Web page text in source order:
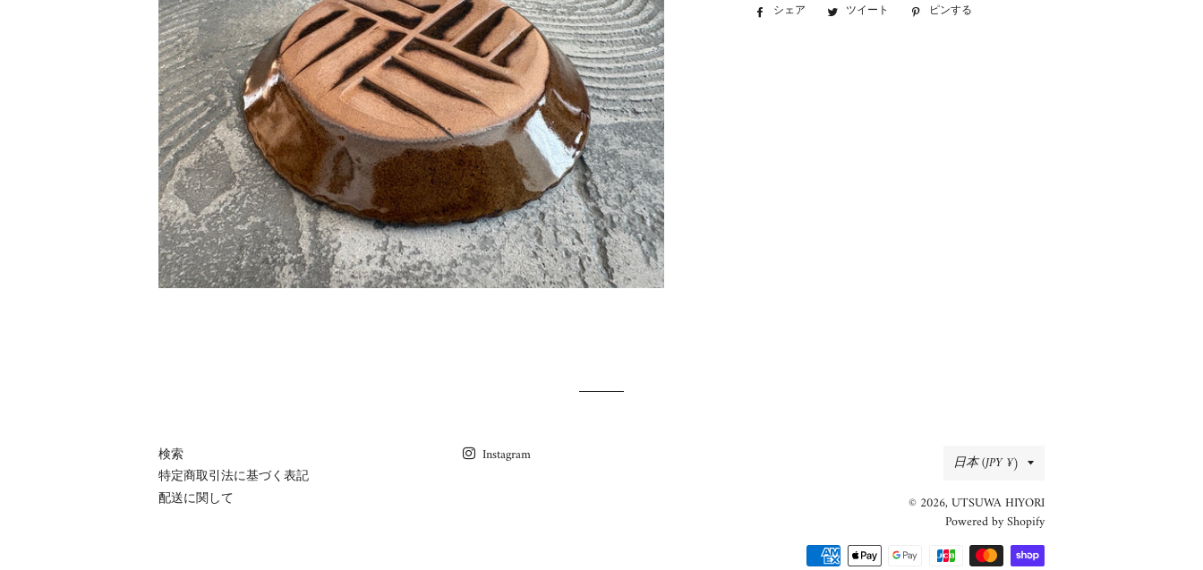
シェア
Facebookツイート
Twitter ピンする
検索
特定商取引法に基づく表記
配送に関して
Instagram 国/
地
域
日本 (JPY ¥)
© 2026, UTSUWA HIYORI
Powered by Shopify
決